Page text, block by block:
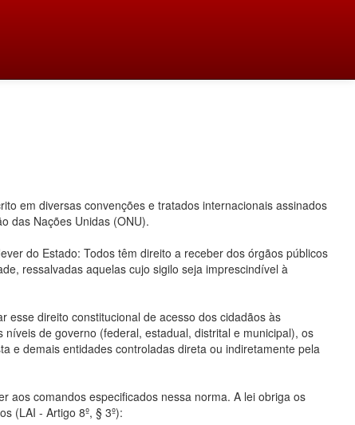
em diversas convenções e tratados internacionais assinados
das Nações Unidas (ONU).
do Estado: Todos têm direito a receber dos órgãos públicos
ressalvadas aquelas cujo sigilo seja imprescindível à
esse direito constitucional de acesso dos cidadãos às
de governo (federal, estadual, distrital e municipal), os
e demais entidades controladas direta ou indiretamente pela
aos comandos especificados nessa norma. A lei obriga os
(LAI - Artigo 8º, § 3º):